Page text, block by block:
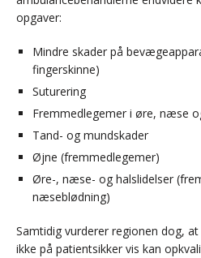
opgaver:
Mindre skader på
fingerskinne)
Suturering
Fremmedlegemer i øre, næse
Tand- og mundskader
Øjne (fremmedlegemer)
Øre-, næse- og halslidelser
næseblødning)
Samtidig vurderer regionen dog,
ikke på patientsikker vis kan